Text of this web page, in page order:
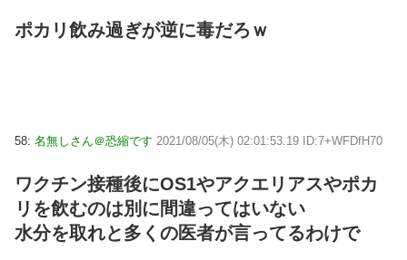
ポカリ飲み過ぎが逆に毒だろｗ
58: 名無しさん＠恐縮です 2021/08/05(木) 02:01:53.19 ID:7+WFDfH70
ワクチン接種後にOS1やアクエリアスやポカ
リを飲むのは別に間違ってはいない
水分を取れと多くの医者が言ってるわけで